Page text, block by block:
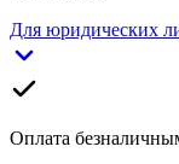
Для юридических
Оплата